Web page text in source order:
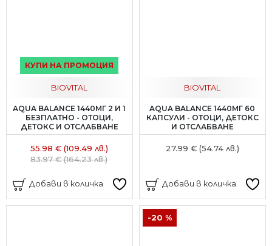
КУПИ НА ПРОМОЦИЯ
BIOVITAL
AQUA BALANCE 1440МГ 2 И 1
БЕЗПЛАТНО - ОТОЦИ,
ДЕТОКС И ОТСЛАБВАНЕ
55.98 € (109.49 лв.)
83.97 € (164.23 лв.)
Добави в количка
BIOVITAL
AQUA BALANCE 1440МГ 60
КАПСУЛИ - ОТОЦИ, ДЕТОКС
И ОТСЛАБВАНЕ
27.99 € (54.74 лв.)
Добави в количка
-20 %